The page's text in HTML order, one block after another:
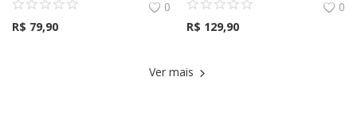
0
R$ 79,90
0
R$ 129,90
Ver mais